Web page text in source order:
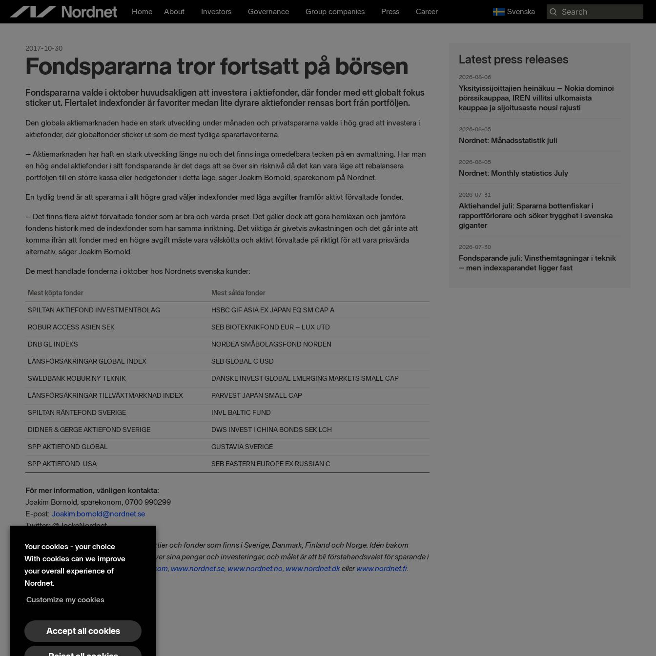
Home About Investors Governance Group companies Press Career Svenska
Search
for:
2017-10-30
Fondspararna tror fortsatt på börsen
Fondspararna valde i oktober huvudsakligen att investera i aktiefonder, där fonder med ett globalt fokus
sticker ut. Flertalet indexfonder är favoriter medan lite dyrare aktiefonder rensas bort från portföljen.
Den globala aktiemarknaden hade en stark utveckling under månaden och privatspararna valde i hög grad att investera i
aktiefonder, där globalfonder sticker ut som de mest tydliga spararfavoriterna.
– Aktiemarknaden har haft en stark utveckling länge nu och det finns inga omedelbara tecken på en avmattning. Har man
en hög andel aktiefonder i sitt fondsparande är det dags att se över sin risknivå då det kan vara läge att rebalansera
portföljen till en större kassa eller hedgefonder i detta läge, säger Joakim Bornold, sparekonom på Nordnet.
En tydlig trend är att spararna i allt högre grad väljer indexfonder med låga avgifter framför aktivt förvaltade fonder.
– Det finns flera aktivt förvaltade fonder som är bra och värda priset. Det gäller dock att göra hemläxan och jämföra
fondens historik med de indexfonder som har samma inriktning. Det viktiga är givetvis avkastningen och det går inte att
komma ifrån att fonder med en högre avgift måste vara välskötta och aktivt förvaltade på riktigt för att vara prisvärda
alternativ, säger Joakim Bornold.
De mest handlade fonderna i oktober hos Nordnets svenska kunder:
Mest köpta fonder Mest sålda fonder
SPILTAN AKTIEFOND INVESTMENTBOLAG HSBC GIF ASIA EX JAPAN EQ SM CAP A
ROBUR ACCESS ASIEN SEK SEB BIOTEKNIKFOND EUR – LUX UTD
DNB GL INDEKS NORDEA SMÅBOLAGSFOND NORDEN
LÄNSFÖRSÄKRINGAR GLOBAL INDEX SEB GLOBAL C USD
SWEDBANK ROBUR NY TEKNIK DANSKE INVEST GLOBAL EMERGING MARKETS SMALL CAP
LÄNSFÖRSÄKRINGAR TILLVÄXTMARKNAD INDEX PARVEST JAPAN SMALL CAP
SPILTAN RÄNTEFOND SVERIGE INVL BALTIC FUND
DIDNER & GERGE AKTIEFOND SVERIGE DWS INVEST I CHINA BONDS SEK LCH
SPP AKTIEFOND GLOBAL GUSTAVIA SVERIGE
SPP AKTIEFOND USA SEB EASTERN EUROPE EX RUSSIAN C
För mer information, vänligen kontakta:
Joakim Bornold, sparekonom, 0700 990299
E-post: Joakim.bornold@nordnet.se
Twitter: @JockeNordnet
Nordnet är en bank för investeringar i aktier och fonder som finns i Sverige, Danmark, Finland och Norge. Idén bakom
Nordnet är att ge kunderna kontrollen över sina pengar och investeringar, och målet är att bli förstahandsvalet för sparande i
Norden. Besök oss påwww.nordnetab.com, www.nordnet.se, www.nordnet.no, www.nordnet.dkellerwww.nordnet.fi.
Fondspararna tror fortsatt på börsen
Latest press releases
2026-08-06
Yksityissijoittajien heinäkuu – Nokia dominoi
pörssikauppaa, IREN villitsi ulkomaista
kauppaa ja sijoitusaste nousi rajusti
2026-08-05
Nordnet: Månadsstatistik juli
2026-08-05
Nordnet: Monthly statistics July
2026-07-31
Aktiehandel juli: Spararna bottenfiskar i
rapportförlorare och söker trygghet i svenska
giganter
2026-07-30
Fondsparande juli: Vinsthemtagningar i teknik
– men indexsparandet ligger fast
Your cookies - your choice
With cookies can we improve
your overall experience of
Nordnet.
Customize my cookies
Accept all cookies